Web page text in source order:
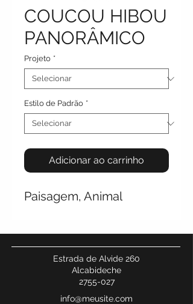
COUCOU HIBOU
PANORÂMICO
Projeto *
Estilo de Padrão *
Adicionar ao carrinho
Paisagem, Animal
Estrada de Alvide 260
Alcabideche
2755-027
info@meusite.com